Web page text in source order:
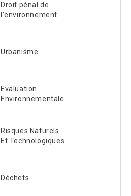
Droit pénal de
l’environnement
Urbanisme
Evaluation
Environnementale
Risques Naturels
Et Technologiques
Déchets